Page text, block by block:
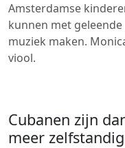
Amsterdamse
kunnen met
muziek maken.
viool.
Cubanen zijn
meer